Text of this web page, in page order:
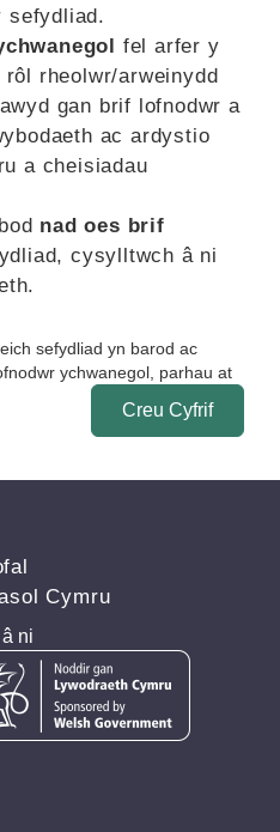
sefydliad.
fel arfer y
rheolwr/arweinydd
gan brif lofnodwr a
ac ardystio
a cheisiadau
nad oes brif
cysylltwch â ni
sefydliad yn barod ac
ychwanegol, parhau at
Creu Cyfrif
Cymru
ni